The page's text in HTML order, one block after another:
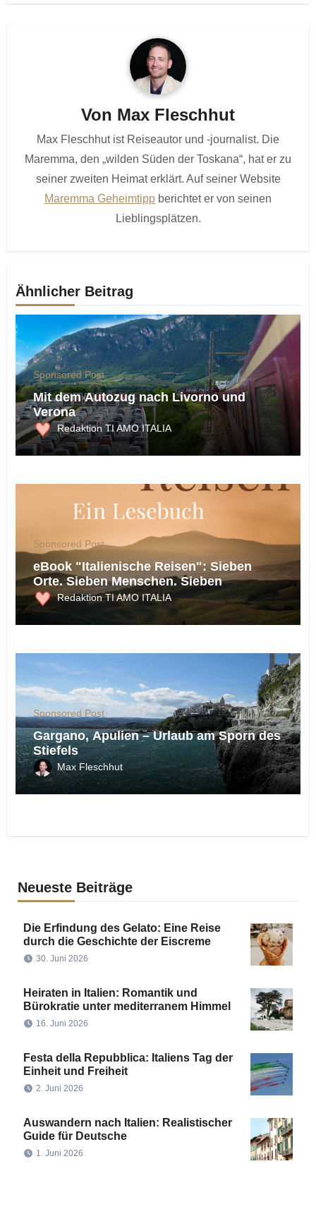
Von Max Fleschhut
Max Fleschhut ist Reiseautor und -journalist. Die
Maremma, den „wilden Süden der Toskana“, hat er zu
seiner zweiten Heimat erklärt. Auf seiner Website
Maremma Geheimtipp berichtet er von seinen
Lieblingsplätzen.
Ähnlicher Beitrag
Sponsored Post
Mit dem Autozug nach Livorno und
Verona
Redaktion TI AMO ITALIA
Sponsored Post
eBook "Italienische Reisen": Sieben
Orte. Sieben Menschen. Sieben
Begegnungen.
Redaktion TI AMO ITALIA
Sponsored Post
Gargano, Apulien – Urlaub am Sporn des
Stiefels
Max Fleschhut
Neueste Beiträge
Die Erfindung des Gelato: Eine Reise
durch die Geschichte der Eiscreme
30. Juni 2026
Heiraten in Italien: Romantik und
Bürokratie unter mediterranem Himmel
16. Juni 2026
Festa della Repubblica: Italiens Tag der
Einheit und Freiheit
2. Juni 2026
Auswandern nach Italien: Realistischer
Guide für Deutsche
1. Juni 2026